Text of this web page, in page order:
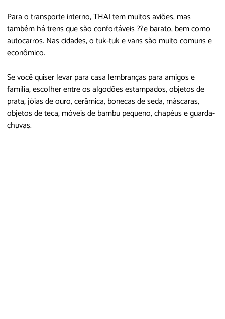
Para o transporte interno, THAI tem muitos aviões, mas
também há trens que são confortáveis ??e barato, bem como
autocarros. Nas cidades, o tuk-tuk e vans são muito comuns e
econômico.
Se você quiser levar para casa lembranças para amigos e
família, escolher entre os algodões estampados, objetos de
prata, jóias de ouro, cerâmica, bonecas de seda, máscaras,
objetos de teca, móveis de bambu pequeno, chapéus e guarda-
chuvas.